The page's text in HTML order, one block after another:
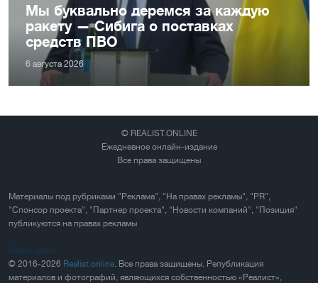
Мы буквально деремся за каждую
ракету — Сибига о поставках
средств ПВО
6 августа 2026
© REALIST.ONLINE
Ежедневное онлайн-издание
Все права защищены
Материалы под рубриками "Реклама", "На правах рекламы", "PR",
"Спонсор проекта", "Партнер проекта", "Новости компаний", "Позиция"
публикуются на правах рекламы
Карта сайта
© 2016-2026 Realist.online . Все права защищены. Републикация
материалов и фотографий, являющихся собственностью «Реалист»,